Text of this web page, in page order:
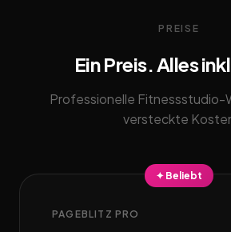
PREISE
Ein Preis. Alles
Professionelle Fitnessstudio-
versteckte
✦ Beliebt
PAGEBLITZ PRO